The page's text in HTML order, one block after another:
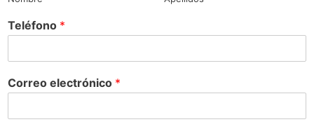
Teléfono *
Correo electrónico *